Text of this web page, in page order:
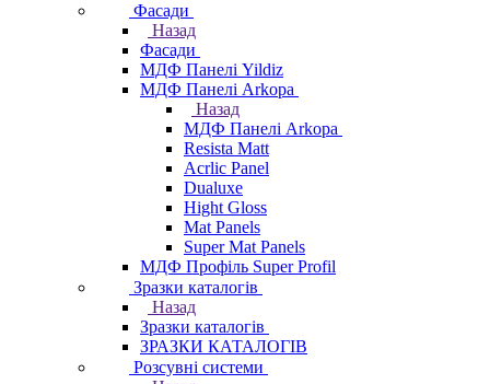
Фасади
Назад
Фасади
МДФ Панелі Yildiz
МДФ Панелі Arkopa
Назад
МДФ Панелі Arkopa
Resista Matt
Acrlic Panel
Dualuxe
Hight Gloss
Mat Panels
Super Mat Panels
МДФ Профіль Super Profil
Зразки каталогів
Назад
Зразки каталогів
ЗРАЗКИ КАТАЛОГІВ
Розсувні системи